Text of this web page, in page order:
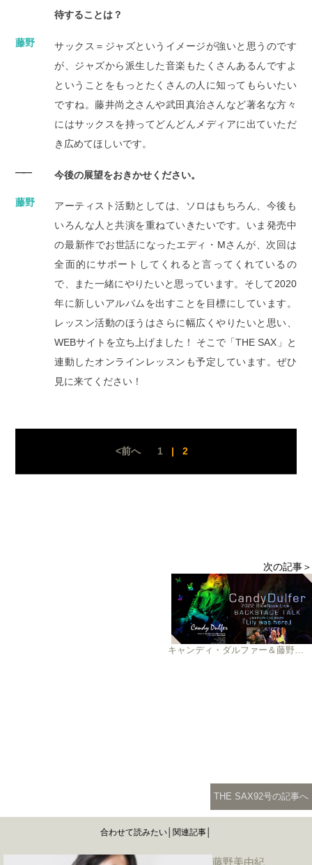
待することは？
藤野
サックス＝ジャズというイメージが強いと思うのです
が、ジャズから派生した音楽もたくさんあるんですよ
ということをもっとたくさんの人に知ってもらいたい
ですね。藤井尚之さんや武田真治さんなど著名な方々
にはサックスを持ってどんどんメディアに出ていただ
き広めてほしいです。
―― 今後の展望をおきかせください。
藤野
アーティスト活動としては、ソロはもちろん、今後も
いろんな人と共演を重ねていきたいです。いま発売中
の最新作でお世話になったエディ・Mさんが、次回は
全面的にサポートしてくれると言ってくれているの
で、また一緒にやりたいと思っています。そして2020
年に新しいアルバムを出すことを目標にしています。
レッスン活動のほうはさらに幅広くやりたいと思い、
WEBサイトを立ち上げました！ そこで「THE SAX」と
連動したオンラインレッスンも予定しています。ぜひ
見に来てください！
<前へ 1 | 2
次の記事＞
THE SAX92号の記事へ
合わせて読みたい│関連記事│
藤野美由紀